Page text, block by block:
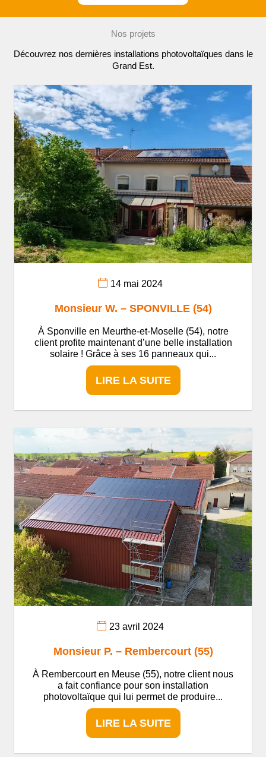
Nos projets
Découvrez nos dernières installations photovoltaïques dans le
Grand Est.
14 mai 2024
Monsieur W. – SPONVILLE (54)
À Sponville en Meurthe-et-Moselle (54), notre
client profite maintenant d’une belle installation
solaire ! Grâce à ses 16 panneaux qui...
LIRE LA SUITE
23 avril 2024
Monsieur P. – Rembercourt (55)
À Rembercourt en Meuse (55), notre client nous
a fait confiance pour son installation
photovoltaïque qui lui permet de produire...
LIRE LA SUITE